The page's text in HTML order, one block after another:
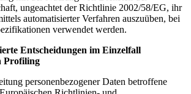
ungeachtet der Richtlinie 2002/58/EG, ihr
automatisierter Verfahren auszuüben, bei
verwendet werden.
Entscheidungen im Einzelfall
Profiling
personenbezogener Daten betroffene